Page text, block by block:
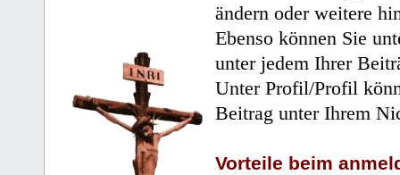
ändern oder weitere
Ebenso können Sie
unter jedem Ihrer
Unter Profil/Profil
Beitrag unter Ihrem
Vorteile beim